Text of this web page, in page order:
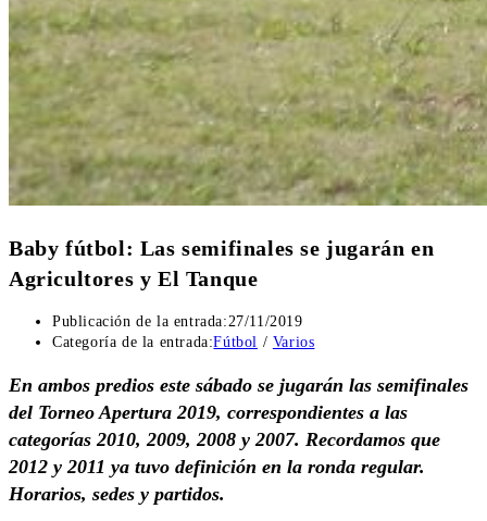
Baby fútbol: Las semifinales se jugarán en
Agricultores y El Tanque
Publicación de la entrada:27/11/2019
Categoría de la entrada:Fútbol / Varios
En ambos predios este sábado se jugarán las semifinales
del Torneo Apertura 2019, correspondientes a las
categorías 2010, 2009, 2008 y 2007. Recordamos que
2012 y 2011 ya tuvo definición en la ronda regular.
Horarios, sedes y partidos.